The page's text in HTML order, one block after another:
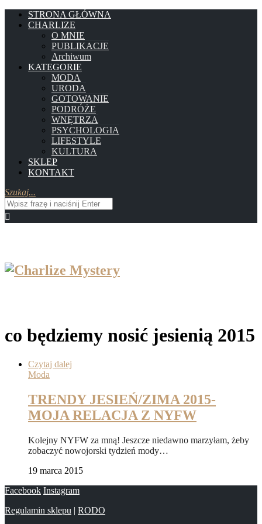
STRONA GŁÓWNA
CHARLIZE
O MNIE
PUBLIKACJE
Archiwum
KATEGORIE
MODA
URODA
GOTOWANIE
PODRÓŻE
WNĘTRZA
PSYCHOLOGIA
LIFESTYLE
KULTURA
SKLEP
KONTAKT
Szukaj...
co będziemy nosić jesienią 2015
Czytaj dalej
Moda
TRENDY JESIEŃ/ZIMA 2015-
MOJA RELACJA Z NYFW
Kolejny NYFW za mną! Jeszcze niedawno marzyłam, żeby
zobaczyć nowojorski tydzień mody…
19 marca 2015
Facebook Instagram
Regulamin sklepu | RODO